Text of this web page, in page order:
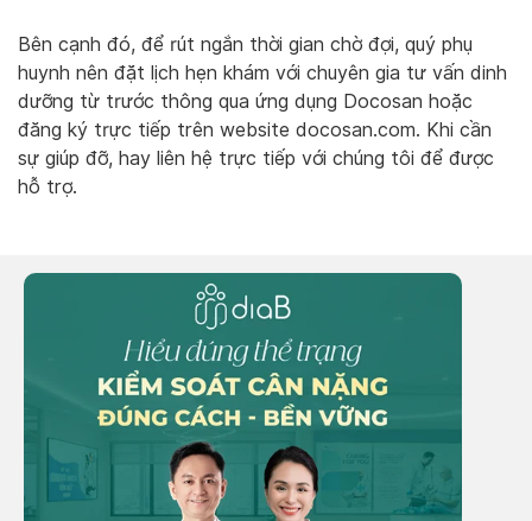
Bên cạnh đó, để rút ngắn thời gian chờ đợi, quý phụ
huynh nên đặt lịch hẹn khám với chuyên gia tư vấn dinh
dưỡng từ trước thông qua ứng dụng Docosan hoặc
đăng ký trực tiếp trên website docosan.com. Khi cần
sự giúp đỡ, hay liên hệ trực tiếp với chúng tôi để được
hỗ trợ.